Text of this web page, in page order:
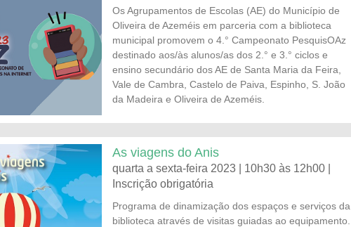
Os Agrupamentos de Escolas (AE) do Município de
Oliveira de Azeméis em parceria com a biblioteca
municipal promovem o 4.° Campeonato PesquisOAz
destinado aos/às alunos/as dos 2.° e 3.° ciclos e
ensino secundário dos AE de Santa Maria da Feira,
Vale de Cambra, Castelo de Paiva, Espinho, S. João
da Madeira e Oliveira de Azeméis.
As viagens do Anis
quarta a sexta-feira 2023 | 10h30 às 12h00 |
Inscrição obrigatória
Programa de dinamização dos espaços e serviços da
biblioteca através de visitas guiadas ao equipamento.